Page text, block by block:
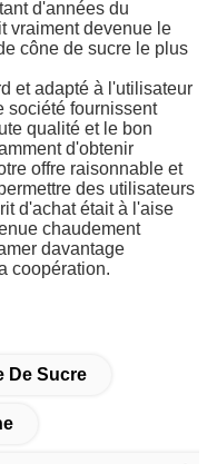
d'années du
vraiment devenue le
cône de sucre le plus
et adapté à l'utilisateur
société fournissent
qualité et le bon
d'obtenir
offre raisonnable et
des utilisateurs
d'achat était à l'aise
chaudement
davantage
coopération.
De Sucre